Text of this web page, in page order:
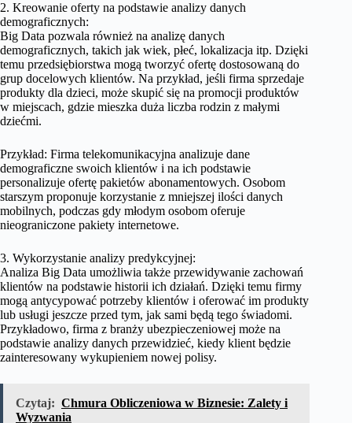
2. Kreowanie oferty na podstawie analizy danych
demograficznych:
Big Data pozwala również na analizę danych
demograficznych, takich jak wiek, płeć, lokalizacja itp. Dzięki
temu przedsiębiorstwa mogą tworzyć ofertę dostosowaną do
grup docelowych klientów. Na przykład, jeśli firma sprzedaje
produkty dla dzieci, może skupić się na promocji produktów
w miejscach, gdzie mieszka duża liczba rodzin z małymi
dziećmi.
Przykład: Firma telekomunikacyjna analizuje dane
demograficzne swoich klientów i na ich podstawie
personalizuje ofertę pakietów abonamentowych. Osobom
starszym proponuje korzystanie z mniejszej ilości danych
mobilnych, podczas gdy młodym osobom oferuje
nieograniczone pakiety internetowe.
3. Wykorzystanie analizy predykcyjnej:
Analiza Big Data umożliwia także przewidywanie zachowań
klientów na podstawie historii ich działań. Dzięki temu firmy
mogą antycypować potrzeby klientów i oferować im produkty
lub usługi jeszcze przed tym, jak sami będą tego świadomi.
Przykładowo, firma z branży ubezpieczeniowej może na
podstawie analizy danych przewidzieć, kiedy klient będzie
zainteresowany wykupieniem nowej polisy.
Czytaj: Chmura Obliczeniowa w Biznesie: Zalety i
Wyzwania